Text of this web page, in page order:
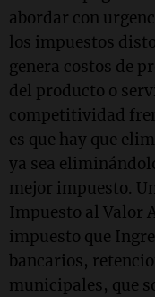
abordar con
los impuestos
genera costos de
del producto o
competitividad
es que hay que
ya sea
mejor impuesto.
Impuesto al Valor
impuesto que
bancarios,
municipales, que